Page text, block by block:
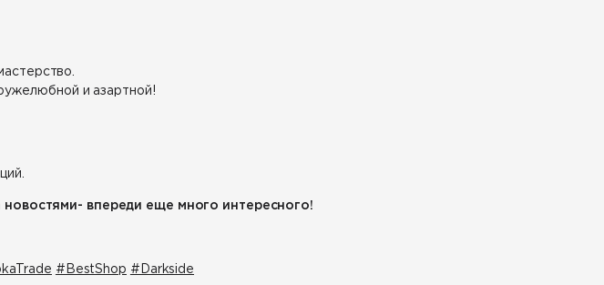
и азартной!
новостями- впереди еще много интересного!
#BestShop #Darkside